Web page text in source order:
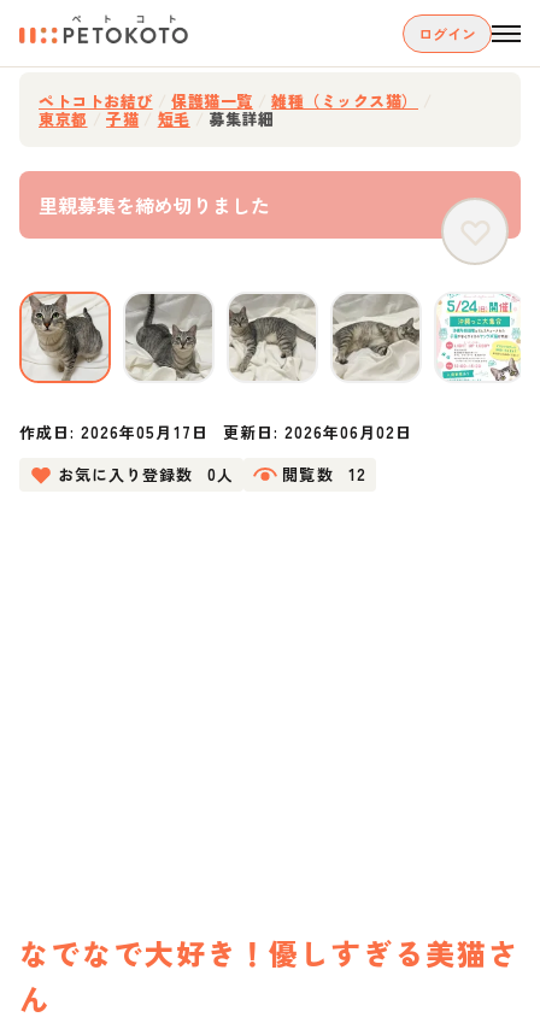
ログイン
ペトコトお結び 保護猫一覧 雑種（ミックス猫）
東京都 子猫 短毛 募集詳細
里親募集を締め切りました
作成日:2026年05月17日 更新日: 2026年06月02日
お気に入り登録数
0人 閲覧数 12
なでなで大好き！優しすぎる美猫さ
ん